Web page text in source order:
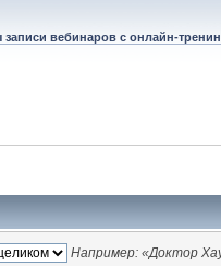
записи вебинаров с онлайн-
Например: «Доктор